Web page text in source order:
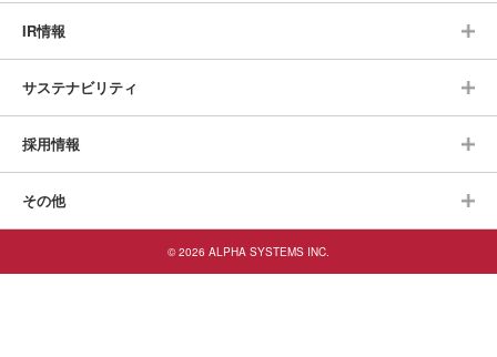
IR情報
サステナビリティ
採用情報
その他
© 2026 ALPHA SYSTEMS INC.